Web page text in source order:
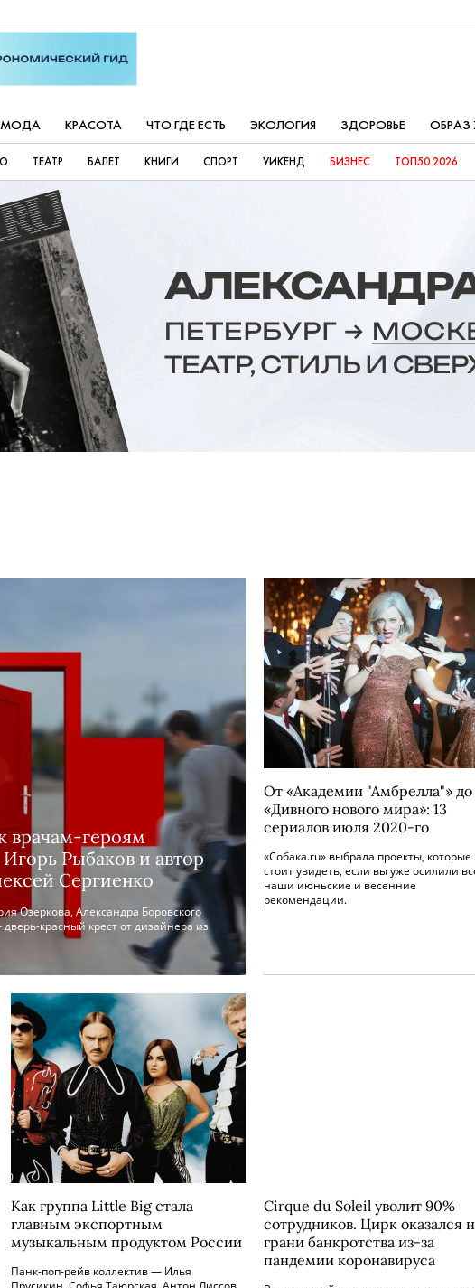
МОДА КРАСОТА ЧТО ГДЕ ЕСТЬ ЭКОЛОГИЯ ЗДОРОВЬЕ
ТЕАТР БАЛЕТ КНИГИ СПОРТ УИКЕНД БИЗНЕС ТОП50 2026
врачам-героям
Рыбаков и автор
Сергиенко
Озеркова, Александра Боровского
красный крест от дизайнера из
От «Академии "Амбрелла"» до
«Дивного нового мира»: 13
сериалов июля 2020-го
«Собака.ru» выбрала проекты, которые
стоит увидеть, если вы уже осилили
наши июньские и весенние
рекомендации.
Как группа Little Big стала
главным экспортным
музыкальным продуктом России
Панк-поп-рейв коллектив — Илья
Cirque du Soleil уволит 90%
сотрудников. Цирк оказался
грани банкротства из-за
пандемии коронавируса